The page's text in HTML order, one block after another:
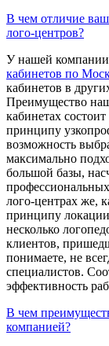
В чем отличие
лого-центров?
У нашей
кабинетов по
кабинетов в
Преимущество
кабинетах
принципу
возможность
максимально
большой базы,
лого-центрах же,
принципу
несколько
клиентов,
понимаете, не
специалистов.
эффективность
В чем
компанией?